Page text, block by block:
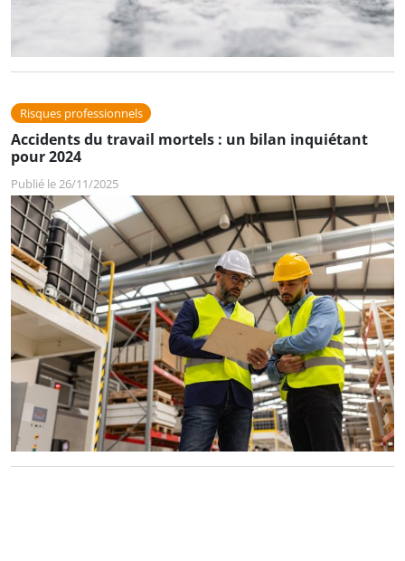
Risques professionnels
Accidents du travail mortels : un bilan inquiétant
pour 2024
Publié le 26/11/2025